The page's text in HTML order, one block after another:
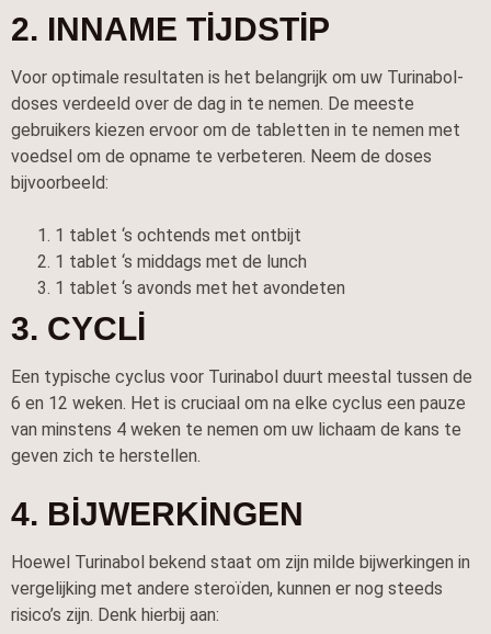
2. INNAME TIJDSTIP
Voor optimale resultaten is het belangrijk om uw Turinabol-
doses verdeeld over de dag in te nemen. De meeste
gebruikers kiezen ervoor om de tabletten in te nemen met
voedsel om de opname te verbeteren. Neem de doses
bijvoorbeeld:
1 tablet ‘s ochtends met ontbijt
1 tablet ‘s middags met de lunch
1 tablet ‘s avonds met het avondeten
3. CYCLI
Een typische cyclus voor Turinabol duurt meestal tussen de
6 en 12 weken. Het is cruciaal om na elke cyclus een pauze
van minstens 4 weken te nemen om uw lichaam de kans te
geven zich te herstellen.
4. BIJWERKINGEN
Hoewel Turinabol bekend staat om zijn milde bijwerkingen in
vergelijking met andere steroïden, kunnen er nog steeds
risico’s zijn. Denk hierbij aan: